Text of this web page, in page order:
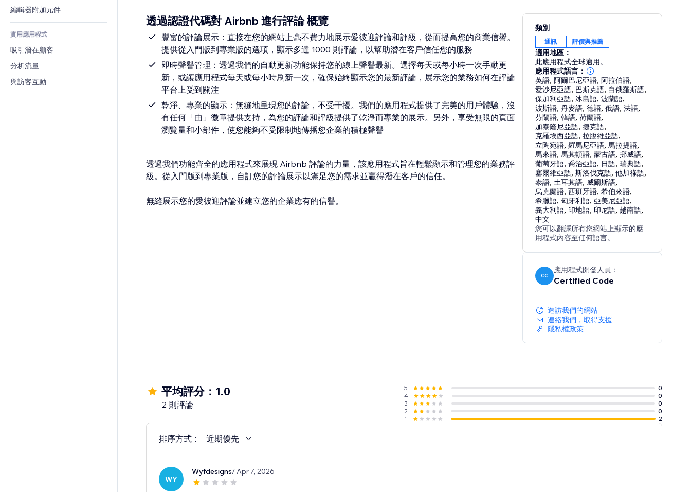
食品及飲料
內容服務
計算機
搜尋
天氣
圖表與表格
社群
評價與推薦
CRM
編輯器附加元件
實用應用程式
吸引潛在顧客
分析流量
與訪客互動
透過認證代碼對 Airbnb 進行評論 概覽
豐富的評論展示：直接在您的網站上毫不費力地展示愛彼迎評論和評級，從而提高您的商業信譽。
提供從入門版到專業版的選項，顯示多達 1000 則評論，以幫助潛在客戶信任您的服務
即時聲譽管理：透過我們的自動更新功能保持您的線上聲譽最新。選擇每天或每小時一次手動更
新，或讓應用程式每天或每小時刷新一次，確保始終顯示您的最新評論，展示您的業務如何在評論
平台上受到關注
乾淨、專業的顯示：無縫地呈現您的評論，不受干擾。我們的應用程式提供了完美的用戶體驗，沒
有任何「由」徽章提供支持，為您的評論和評級提供了乾淨而專業的展示。另外，享受無限的頁面
瀏覽量和小部件，使您能夠不受限制地傳播您企業的積極聲譽
透過我們功能齊全的應用程式來展現 Airbnb 評論的力量，該應用程式旨在輕鬆顯示和管理您的業務評
級。從入門版到專業版，自訂您的評論展示以滿足您的需求並贏得潛在客戶的信任。
無縫展示您的愛彼迎評論並建立您的企業應有的信譽。
類別
通訊 評價與推薦
適用地區：
此應用程式全球適用。
應用程式語言：
英語,阿爾巴尼亞語,阿拉伯語,
愛沙尼亞語, 巴斯克語, 白俄羅斯語,
保加利亞語, 冰島語,波蘭語,
波斯語,丹麥語,德語,俄語,法語,
芬蘭語,韓語,荷蘭語,
加泰隆尼亞語,捷克語,
克羅埃西亞語,拉脫維亞語,
立陶宛語,羅馬尼亞語, 馬拉提語,
馬來語, 馬其頓語,蒙古語,挪威語,
葡萄牙語,喬治亞語, 日語,瑞典語,
塞爾維亞語,斯洛伐克語,他加祿語,
泰語, 土耳其語, 威爾斯語,
烏克蘭語,西班牙語,希伯來語,
希臘語,匈牙利語,亞美尼亞語,
義大利語, 印地語, 印尼語, 越南語,
中文
您可以翻譯所有您網站上顯示的應
用程式內容至任何語言。
CC
應用程式開發人員：
Certified Code
造訪我們的網站
連絡我們，取得支援
隱私權政策
平均評分：1.0
2 則評論
5
0
4
0
3
0
2
0
1
2
排序方式： 近期優先
WY
Wyfdesigns/ Apr 7, 2026